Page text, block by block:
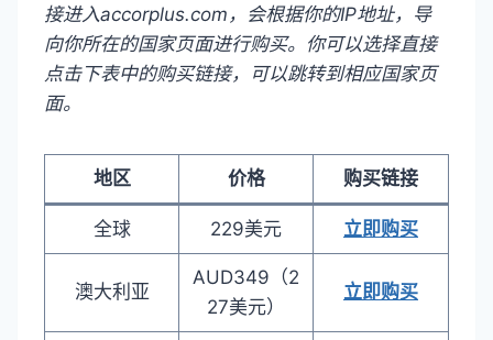
接进入accorplus.com，会根据你的IP地址，导
向你所在的国家页面进行购买。你可以选择直接
点击下表中的购买链接，可以跳转到相应国家页
面。
地区 价格 购买链接
全球 229美元 立即购买
澳大利亚
AUD349（2
27美元）
立即购买